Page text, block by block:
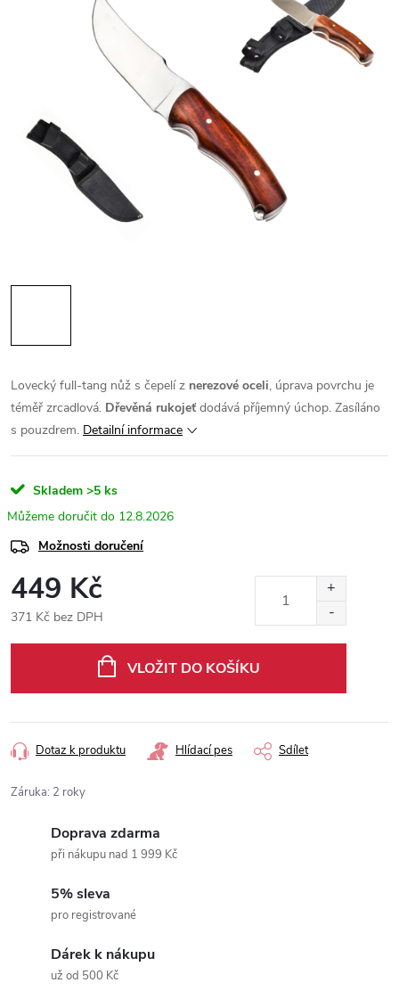
Lovecký full-tang nůž s čepelí z nerezové oceli, úprava povrchu je
téměř zrcadlová. Dřevěná rukojeť dodává příjemný úchop. Zasíláno
s pouzdrem. Detailní informace
Skladem >5 ks
12.8.2026
Možnosti doručení
449 Kč
371 Kč bez DPH
VLOŽIT DO KOŠÍKU
Dotaz k produktu Hlídací pes Sdílet
Záruka: 2 roky
Doprava zdarma
při nákupu nad 1 999 Kč
5% sleva
pro registrované
Dárek k nákupu
už od 500 Kč